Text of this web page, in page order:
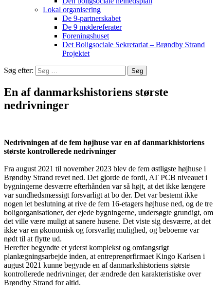
Lokal organisering
De 9-partnerskabet
De 9 mødereferater
Foreningshuset
Det Boligsociale Sekretariat – Brøndby Strand
Projektet
Søg efter:
En af danmarkshistoriens største
nedrivninger
Nedrivningen af de fem højhuse var en af danmarkhistoriens
største kontrollerede nedrivninger
Fra august 2021 til november 2023 blev de fem østligste højhuse i
Brøndby Strand revet ned. Det gjorde de fordi, AT PCB niveauet i
bygningerne desværre efterhånden var så højt, at det ikke længere
var sundhedsmæssigt forsvarligt at bo der. Det var bestemt ikke
nogen let beslutning at rive de fem 16-etagers højhuse ned, og de tre
boligorganisationer, der ejede bygningerne, undersøgte grundigt, om
det ville være muligt at sanere husene. Det viste sig desværre, at det
ikke var en økonomisk og forsvarlig mulighed, og beboerne var
nødt til at flytte ud.
Herefter begyndte et yderst komplekst og omfangsrigt
planlægningsarbejde inden, at entreprenørfirmaet Kingo Karlsen i
august 2021 kunne begynde en af danmarkshistoriens største
kontrollerede nedrivninger, der ændrede den karakteristiske over
Brøndby Strand for altid.